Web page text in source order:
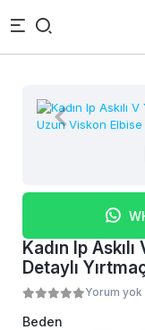
Kadın Ip
Detaylı
Yorum yok
Beden